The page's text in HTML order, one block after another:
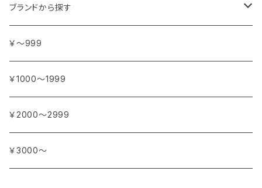
アンジェリカ
イランイラン
カ行
ガーデニア (クチナシ)
カカオ
サ行
シダーウッド
シナモン
タ行
タイム
チェリー
ナ行
ナツメグ
ハ行
ヨーロッパ
フランス
イタリア
アフリカ
ブルキナファソ
南アフリカ
アジア
トルコ
シリア
ブランドから探す
アトリエ・ボヌール・ドゥ・ジュール
アンティカ・ドルチェリア・ボナイユート
オウロシカ
カンパニー デュ ミエル
￥～999
￥1000～1999
￥2000～2999
￥3000～